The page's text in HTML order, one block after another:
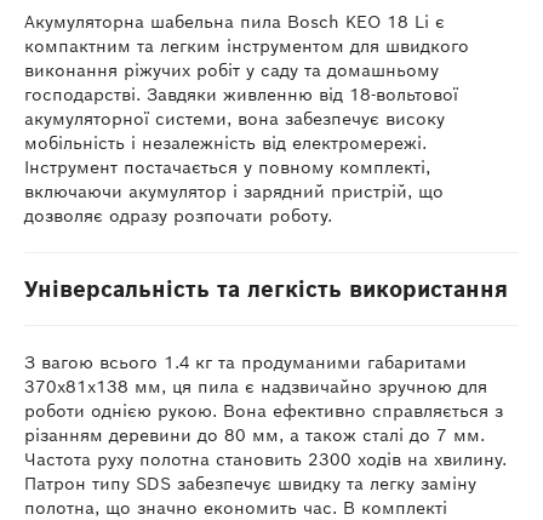
Акумуляторна шабельна пила Bosch KEO 18 Li є
компактним та легким інструментом для швидкого
виконання ріжучих робіт у саду та домашньому
господарстві. Завдяки живленню від 18-вольтової
акумуляторної системи, вона забезпечує високу
мобільність і незалежність від електромережі.
Інструмент постачається у повному комплекті,
включаючи акумулятор і зарядний пристрій, що
дозволяє одразу розпочати роботу.
Універсальність та легкість використання
З вагою всього 1.4 кг та продуманими габаритами
370x81x138 мм, ця пила є надзвичайно зручною для
роботи однією рукою. Вона ефективно справляється з
різанням деревини до 80 мм, а також сталі до 7 мм.
Частота руху полотна становить 2300 ходів на хвилину.
Патрон типу SDS забезпечує швидку та легку заміну
полотна, що значно економить час. В комплекті